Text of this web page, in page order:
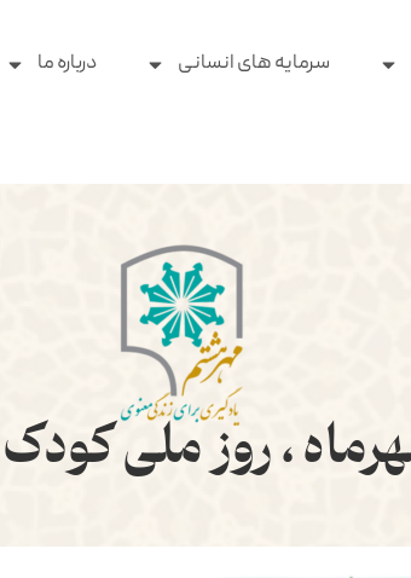
سرمایه های انسانی درباره ما